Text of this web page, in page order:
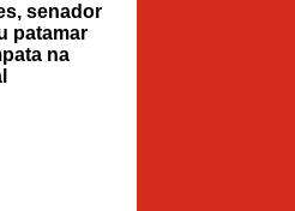
senador
patamar
na